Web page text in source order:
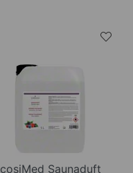
cosiMed Saunaduft